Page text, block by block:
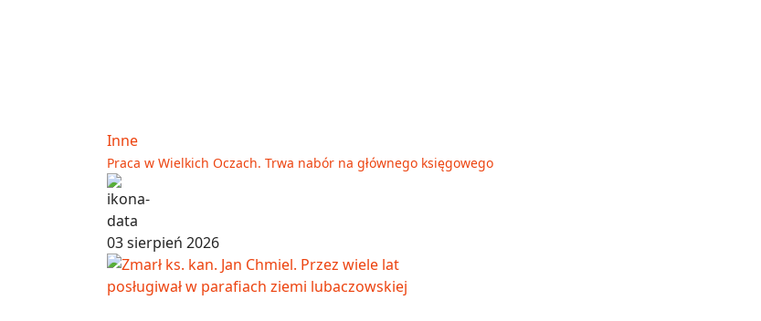
Inne
Praca w Wielkich Oczach. Trwa nabór na głównego księgowego
03 sierpień 2026